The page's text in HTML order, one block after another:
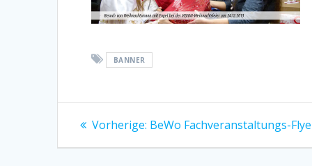
BANNER
Beitragsnavigation
Vorherige: Vorheriger
BeWo Fachveranstaltungs-